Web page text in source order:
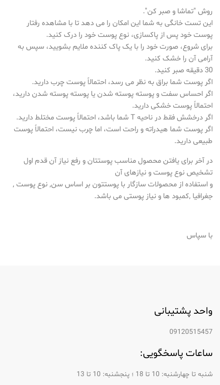
روش "تماشا و صبر کن".
این تست خانگی به شما این امکان را می دهد تا با مشاهده رفتار
پوست خود پس از پاکسازی، نوع پوست خود را درک کنید.
برای شروع، صورت خود را با یک پاک کننده ملایم بشویید، سپس به
آرامی آن را خشک کنید.
30 دقیقه صبر کنید.
اگر پوست شما براق به نظر می رسد، احتمالاً پوست چرب دارید.
اگر احساس سفت و پوسته پوسته شدن یا پوسته پوسته شدن دارید،
احتمالاً پوست خشکی دارید.
اگر درخشش فقط در ناحیه T شما باشد، احتمالاً پوست مختلط دارید.
اگر پوست شما هیدراته و راحت است، اما چرب نیست، احتمالاً پوست
طبیعی دارید.
در آخر برای یافتن محصول مناسب پوستتان و رفع نیاز آن قدم اول
تشخیص نوع پوست و نیازهای آن
و استفاده از محصولات سازگار با پوستتون بر اساس سن, نوع پوست ,
جغرافیا ,کمبود ها و نیاز پوستی می باشد.
با سپاس
واحد پشتیبانی
09120515457
ساعات پاسخگویی:
شنبه تا چهارشنبه: 10 تا 18 ؛ پنجشنبه: 10 تا 13